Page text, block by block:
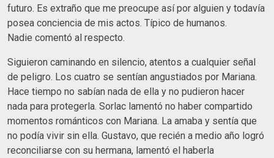
futuro. Es extraño que me preocupe así por alguien y todavía
posea conciencia de mis actos. Típico de humanos.
Nadie comentó al respecto.
Siguieron caminando en silencio, atentos a cualquier señal
de peligro. Los cuatro se sentían angustiados por Mariana.
Hace tiempo no sabían nada de ella y no pudieron hacer
nada para protegerla. Sorlac lamentó no haber compartido
momentos románticos con Mariana. La amaba y sentía que
no podía vivir sin ella. Gustavo, que recién a medio año logró
reconciliarse con su hermana, lamentó el haberla